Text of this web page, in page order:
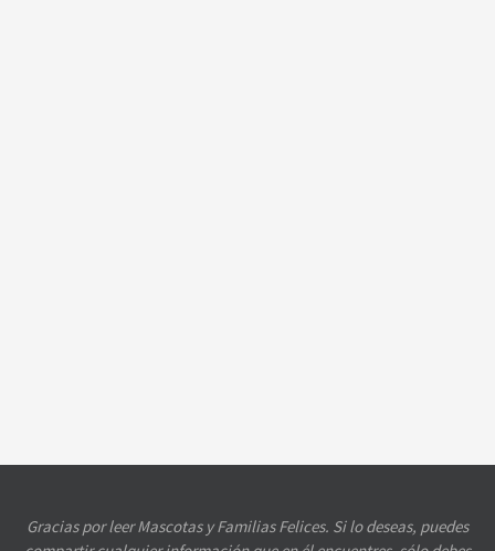
Gracias por leer Mascotas y Familias Felices. Si lo deseas, puedes